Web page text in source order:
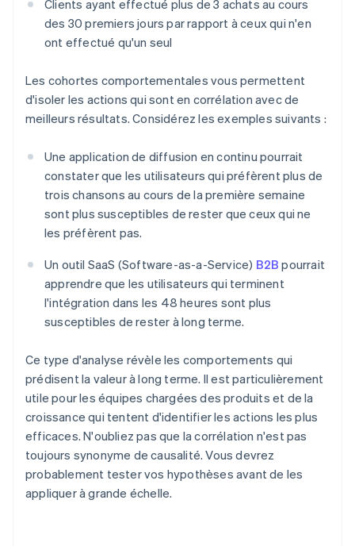
Clients ayant effectué plus de 3 achats au cours
des 30 premiers jours par rapport à ceux qui n'en
ont effectué qu'un seul
Les cohortes comportementales vous permettent
d'isoler les actions qui sont en corrélation avec de
meilleurs résultats. Considérez les exemples suivants :
Une application de diffusion en continu pourrait
constater que les utilisateurs qui préfèrent plus de
trois chansons au cours de la première semaine
sont plus susceptibles de rester que ceux qui ne
les préfèrent pas.
Un outil SaaS (Software-as-a-Service) B2B pourrait
apprendre que les utilisateurs qui terminent
l'intégration dans les 48 heures sont plus
susceptibles de rester à long terme.
Ce type d'analyse révèle les comportements qui
prédisent la valeur à long terme. Il est particulièrement
utile pour les équipes chargées des produits et de la
croissance qui tentent d'identifier les actions les plus
efficaces. N'oubliez pas que la corrélation n'est pas
toujours synonyme de causalité. Vous devrez
probablement tester vos hypothèses avant de les
appliquer à grande échelle.